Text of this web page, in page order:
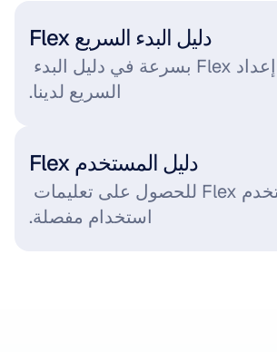
Flex دليل البدء السريع
السريع لدينا.
Flex دليل المستخدم
استخدام مفصلة.